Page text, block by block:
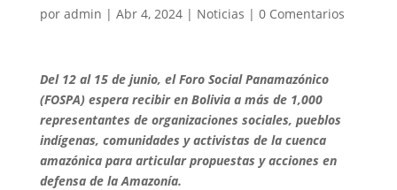
por admin | Abr 4, 2024| Noticias | 0 Comentarios
Del 12 al 15 de junio, el Foro Social Panamazónico
(FOSPA) espera recibir en Bolivia a más de 1,000
representantes de organizaciones sociales, pueblos
indígenas, comunidades y activistas de la cuenca
amazónica para articular propuestas y acciones en
defensa de la Amazonía.